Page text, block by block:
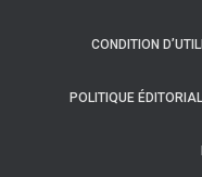
CONDITION
POLITIQUE